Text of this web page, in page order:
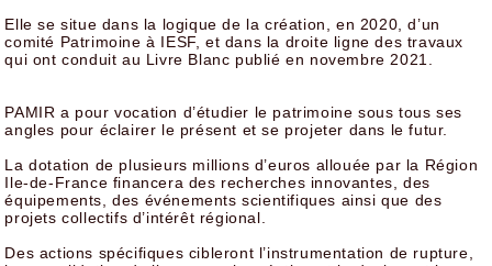
Elle se situe dans la logique de la création, en 2020, d’un
comité Patrimoine à IESF, et dans la droite ligne des travaux
qui ont conduit au Livre Blanc publié en novembre 2021.
PAMIR a pour vocation d’étudier le patrimoine sous tous ses
angles pour éclairer le présent et se projeter dans le futur.
La dotation de plusieurs millions d’euros allouée par la Région
Ile-de-France financera des recherches innovantes, des
équipements, des événements scientifiques ainsi que des
projets collectifs d’intérêt régional.
Des actions spécifiques cibleront l’instrumentation de rupture,